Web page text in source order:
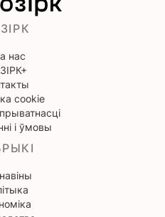
нас
cookie
і ўмовы